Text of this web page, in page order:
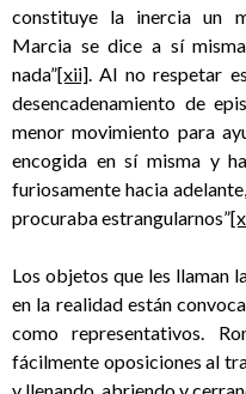
constituye la inercia un
Marcia se dice a sí
nada”[xii]. Al no respetar
desencadenamiento de
menor movimiento para
encogida en sí misma y
furiosamente hacia
procuraba estrangularnos”
Los objetos que les llaman
en la realidad están
como representativos.
fácilmente oposiciones al